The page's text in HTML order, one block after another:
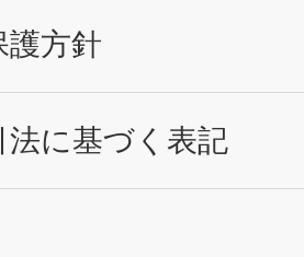
護方針
法に基づく表記